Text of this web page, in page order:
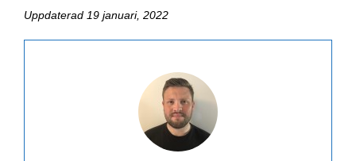
Uppdaterad 19 januari, 2022